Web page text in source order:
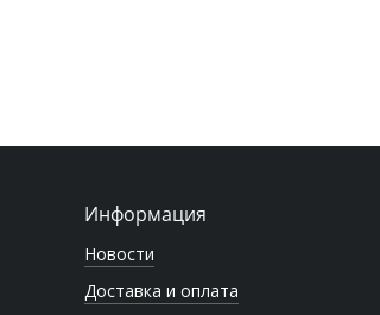
Информация
Новости
Доставка и оплата